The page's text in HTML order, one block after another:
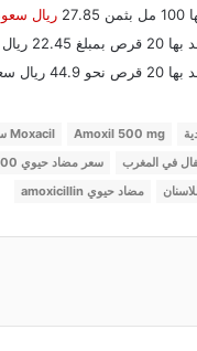
ريال
Amoxil 500 mg Moxacil سعر
سعر مضاد حيوي Amoxil 500 النهدي
مضاد حيوي amoxicillin